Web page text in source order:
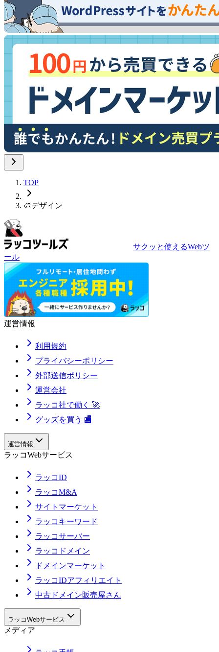
TOP
🎨デザイン
サクッと使えるWebツ
ール
運営情報
利用規約
プライバシーポリシー
外部送信ポリシー
運営会社
ラッコ社で働く 🚀
グッズを買う 🏬
運営情報
ラッコWebサービス
ラッコID
ラッコM&A
サイトマーケット
ラッコキーワード
ラッコサーバー
ラッコドメイン
ドメインマーケット
ラッコIDアフィリエイト
中古ドメイン販売屋さん
ラッコWebサービス
メディア